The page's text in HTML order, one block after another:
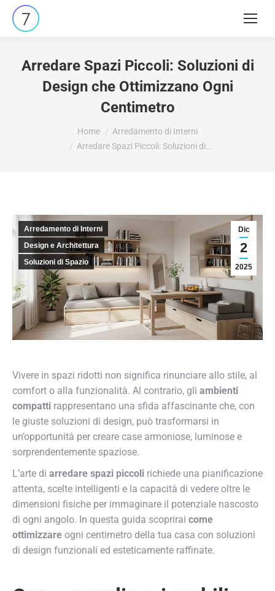
Arredare Spazi Piccoli: Soluzioni di
Design che Ottimizzano Ogni
Centimetro
Home
Arredamento di Interni
Arredare Spazi Piccoli: Soluzioni di…
Dic
2
2025
Arredamento di Interni
Design e Architettura
Soluzioni di Spazio
Vivere in spazi ridotti non significa rinunciare allo stile, al
comfort o alla funzionalità. Al contrario, gli ambienti
compatti rappresentano una sfida affascinante che, con
le giuste soluzioni di design, può trasformarsi in
un’opportunità per creare case armoniose, luminose e
sorprendentemente spaziose.
L’arte di arredare spazi piccoli richiede una pianificazione
attenta, scelte intelligenti e la capacità di vedere oltre le
dimensioni fisiche per immaginare il potenziale nascosto
di ogni angolo. In questa guida scoprirai come
ottimizzare ogni centimetro della tua casa con soluzioni
di design funzionali ed esteticamente raffinate.